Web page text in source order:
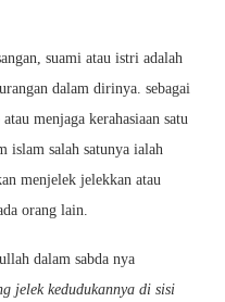
suami atau istri adalah
dalam dirinya. sebagai
menjaga kerahasiaan satu
islam salah satunya ialah
menjelek jelekkan atau
orang lain.
dalam sabda nya
jelek kedudukannya di sisi